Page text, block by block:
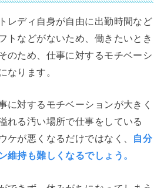
レディ自身が自由に出勤時間など
トなどがないため、働きたいとき
のため、仕事に対するモチベーシ
なります。
に対するモチベーションが大きく
れる汚い場所で仕事をしている
ケが悪くなるだけではなく、 自分
維持も難しくなるでしょう。